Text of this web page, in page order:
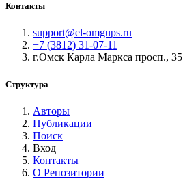
Контакты
support@el-omgups.ru
+7 (3812) 31-07-11
г.Омск Карла Маркса просп., 35
Структура
Авторы
Публикации
Поиск
Вход
Контакты
О Репозитории